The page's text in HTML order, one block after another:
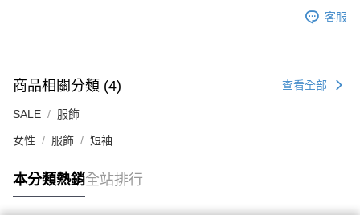
客服
商品相關分類 (4) 查看全部
SALE 服飾
女性 服飾 短袖
本分類熱銷全站排行